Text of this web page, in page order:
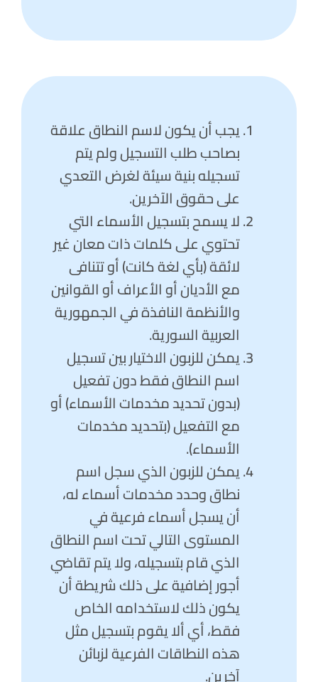
يجب أن يكون لاسم النطاق علاقة
بصاحب طلب التسجيل ولم يتم
تسجيله بنية سيئة لغرض التعدي
على حقوق الآخرين.
لا يسمح بتسجيل الأسماء التي
تحتوي على كلمات ذات معان غير
لائقة (بأي لغة كانت) أو تتنافى
مع الأديان أو الأعراف أو القوانين
والأنظمة النافذة في الجمهورية
العربية السورية.
يمكن للزبون الاختيار بين تسجيل
اسم النطاق فقط دون تفعيل
(بدون تحديد مخدمات الأسماء) أو
مع التفعيل (بتحديد مخدمات
الأسماء).
يمكن للزبون الذي سجل اسم
نطاق وحدد مخدمات أسماء له،
أن يسجل أسماء فرعية في
المستوى التالي تحت اسم النطاق
الذي قام بتسجيله، ولا يتم تقاضي
أجور إضافية على ذلك شريطة أن
يكون ذلك لاستخدامه الخاص
فقط، أي ألا يقوم بتسجيل مثل
هذه النطاقات الفرعية لزبائن
آخرين.